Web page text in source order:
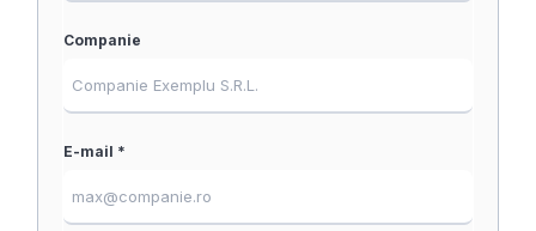
Companie
E-mail *